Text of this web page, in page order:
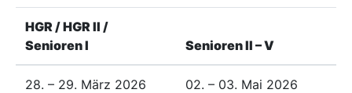
HGR / HGR II /
Senioren I
Senioren II – V
28. – 29. März 2026
02. – 03. Mai 2026